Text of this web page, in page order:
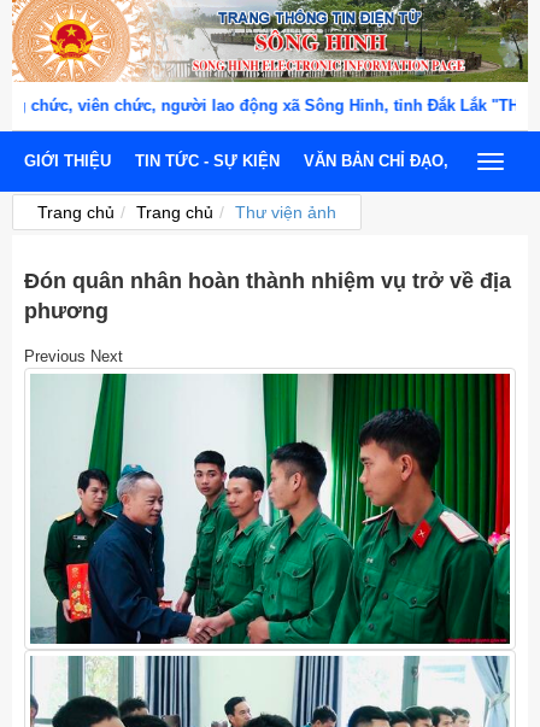
viên chức, người lao động xã Sông Hinh, tỉnh Đắk Lắk "THÂN
GIỚI THIỆU TIN TỨC - SỰ KIỆN VĂN BẢN CHỈ ĐẠO, ĐIỀU HÀNH
Toggle
Trang chủ Trang chủ Thư viện ảnh
Đón quân nhân hoàn thành nhiệm vụ trở về địa
phương
Previous Next